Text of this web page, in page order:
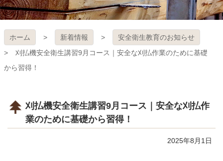
へ
ス
プ
ホーム 新着情報
安全衛生教育のお知らせ
刈払機安全衛生講習9月コース｜安全な刈払作業のために基礎
から習得！
刈払機安全衛生講習9月コース｜安全な刈払作
業のために基礎から習得！
2025年8月1日
ＥＳ
Ｔ Ｃ
ＯＬ
ＧＥ
を
開